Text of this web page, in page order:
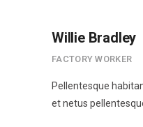
Willie Bradley
FACTORY WORKER
Pellentesque
et netus